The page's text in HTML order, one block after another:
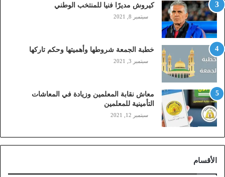
م
و
ب
ا
ي
ل
ي
ز
ي
ن
)
ا
ل
كيروش مديرًا فنيا للمنتخب الوطني
سبتمبر 8, 2021
خطبة الجمعة شروطها وأهميتها وحكم تاركها
سبتمبر 3, 2021
معاش نقابة المعلمين وزيادة في المعاشات
التأمينية للمعلمين
سبتمبر 12, 2021
الأقسام